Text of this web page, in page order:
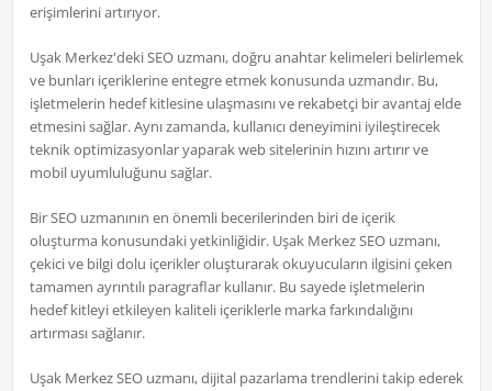
erişimlerini artırıyor.
Uşak Merkez'deki SEO uzmanı, doğru anahtar kelimeleri belirlemek
ve bunları içeriklerine entegre etmek konusunda uzmandır. Bu,
işletmelerin hedef kitlesine ulaşmasını ve rekabetçi bir avantaj elde
etmesini sağlar. Aynı zamanda, kullanıcı deneyimini iyileştirecek
teknik optimizasyonlar yaparak web sitelerinin hızını artırır ve
mobil uyumluluğunu sağlar.
Bir SEO uzmanının en önemli becerilerinden biri de içerik
oluşturma konusundaki yetkinliğidir. Uşak Merkez SEO uzmanı,
çekici ve bilgi dolu içerikler oluşturarak okuyucuların ilgisini çeken
tamamen ayrıntılı paragraflar kullanır. Bu sayede işletmelerin
hedef kitleyi etkileyen kaliteli içeriklerle marka farkındalığını
artırması sağlanır.
Uşak Merkez SEO uzmanı, dijital pazarlama trendlerini takip ederek